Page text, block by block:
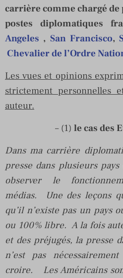
carrière comme chargé de
postes diplomatiques
Angeles , San Francisco,
Chevalier de l’Ordre
Les vues et opinions
strictement personnelles
auteur.
– (1) le cas des
Dans ma carrière
presse dans plusieurs
observer le
médias. Une des leçons
qu’il n’existe pas un pays
ou 100% libre. A la fois
et des préjugés, la presse
n’est pas
croire. Les Américains